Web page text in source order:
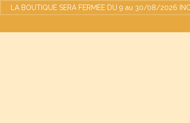
LA BOUTIQUE SERA FERMEE DU 9 au 30/08/2026